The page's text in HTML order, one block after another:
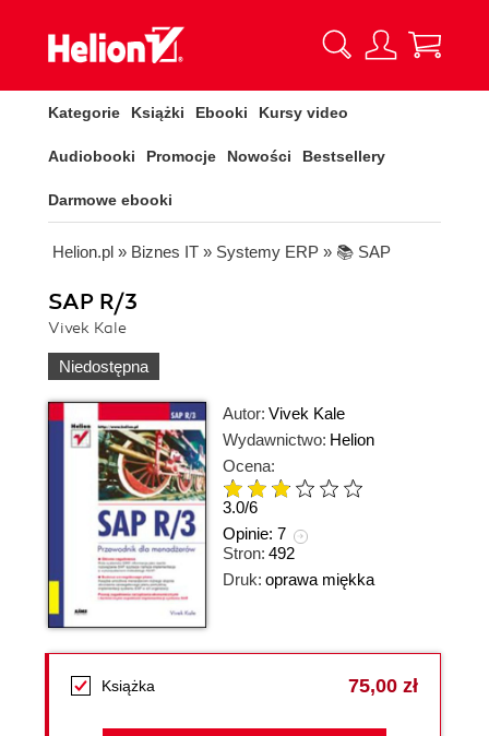
Kategorie Książki Ebooki Kursy video
Audiobooki Promocje Nowości Bestsellery
Darmowe ebooki
Helion.pl » Biznes IT » Systemy ERP » 📚 SAP
SAP R/3
Vivek Kale
Niedostępna
Autor: Vivek Kale
Wydawnictwo: Helion
Ocena:
3.0/6
Opinie: 7
Stron: 492
Druk: oprawa miękka
Książka 75,00 zł